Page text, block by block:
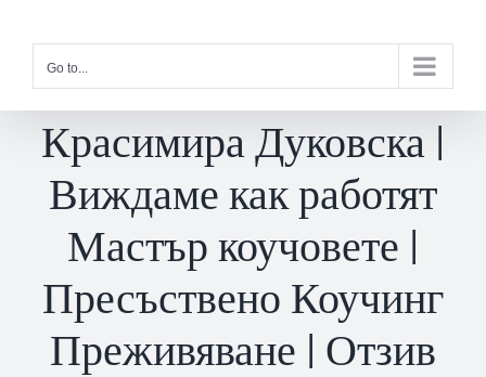
contentGo to...
Красимира Дуковска |
Виждаме как работят
Мастър коучовете |
Пресъствено Коучинг
Преживяване | Отзив